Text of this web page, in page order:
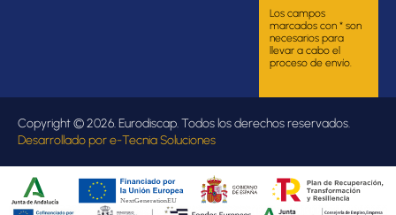
Los campos
marcados con * son
necesarios para
llevar a cabo el
proceso de envío.
Copyright © 2026. Eurodiscap. Todos los derechos reservados.
Desarrollado pore-Tecnia Soluciones